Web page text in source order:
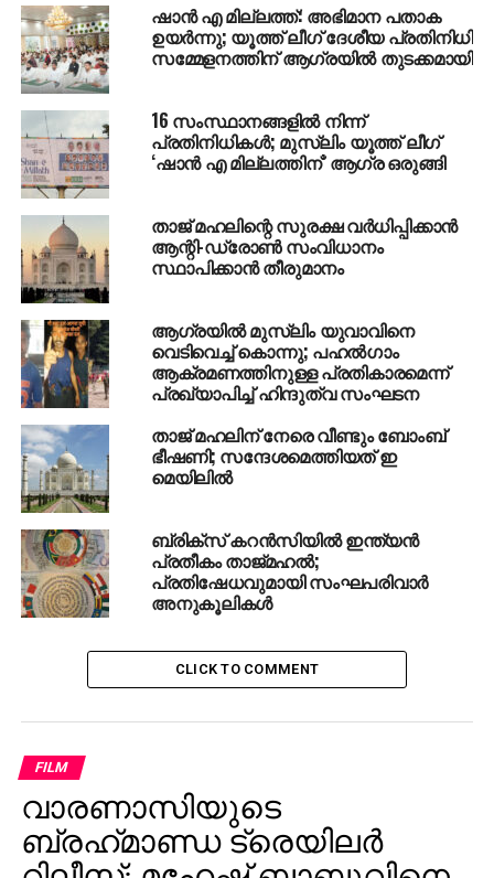
RELATED TOPICS: AGRA TAJ MAHAL
UP NEXT
യു.പിയില്‍ പ്രചാരണത്തിനായി പാര്‍ട്ടികള്‍
പൊടിച്ചത് 5500 കോടി; ഒരു വോട്ടിന് ചെലവ് 750
രൂപ
DON'T MISS
മലപ്പുറം ഉപതെരഞ്ഞെടുപ്പ്: എല്‍എഡിഎഫ്
സ്ഥാനാര്‍ത്ഥി പ്രഖ്യാപനം ഇന്ന്
ഷാന്‍ എ മില്ലത്ത്: അഭിമാന പതാക
ഉയര്‍ന്നു; യൂത്ത് ലീഗ് ദേശീയ പ്രതിനിധി
സമ്മേളനത്തിന് ആഗ്രയില്‍ തുടക്കമായി
16 സംസ്ഥാനങ്ങളില്‍ നിന്ന്
പ്രതിനിധികള്‍; മുസ്ലിം യൂത്ത് ലീഗ്
‘ഷാന്‍ എ മില്ലത്തിന്’ ആഗ്ര ഒരുങ്ങി
താജ് മഹലിന്റെ സുരക്ഷ വര്‍ധിപ്പിക്കാന്‍
ആന്റി-ഡ്രോണ്‍ സംവിധാനം
സ്ഥാപിക്കാന്‍ തീരുമാനം
ആഗ്രയിൽ മുസ്‌ലിം യുവാവിനെ
വെടിവെച്ച് കൊന്നു; പഹൽഗാം
ആക്രമണത്തിനുള്ള പ്രതികാരമെന്ന്
പ്രഖ്യാപിച്ച് ഹിന്ദുത്വ സംഘടന
താജ് മഹലിന് നേരെ വീണ്ടും ബോംബ്
ഭീഷണി; സന്ദേശമെത്തിയത് ഇ
മെയിലിൽ
ബ്രിക്‌സ് കറന്‍സിയില്‍ ഇന്ത്യന്‍
പ്രതീകം താജ്മഹല്‍;
പ്രതിഷേധവുമായി സംഘപരിവാര്‍
അനുകൂലികള്‍
CLICK TO COMMENT
FILM
വാരണാസിയുടെ
ബ്രഹ്‌മാണ്ഡ ട്രെയിലര്‍